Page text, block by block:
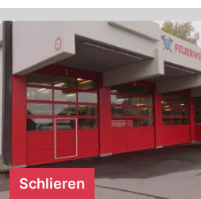
Schlieren